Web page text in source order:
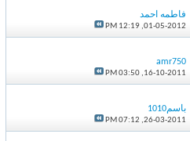
فاطمه احمد
01-05-2012,
12:19 PM
amr750
16-10-2011,
03:50 PM
باسم1010
26-03-2011,
07:12 PM